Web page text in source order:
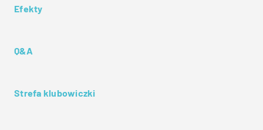
Efekty
Q&A
Strefa klubowiczki